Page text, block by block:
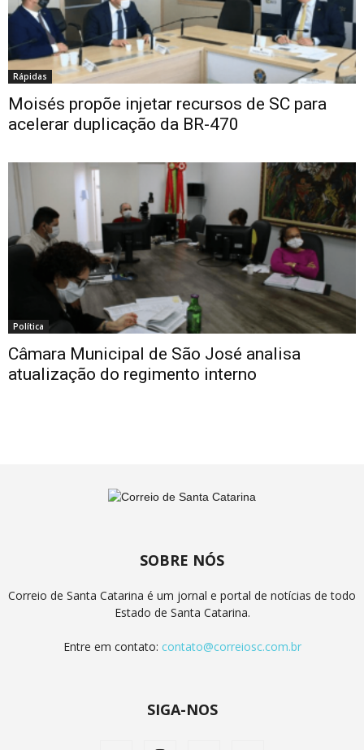
Rápidas
Moisés propõe injetar recursos de SC para
acelerar duplicação da BR-470
Política
Câmara Municipal de São José analisa
atualização do regimento interno
SOBRE NÓS
Correio de Santa Catarina é um jornal e portal de notícias de todo
Estado de Santa Catarina.
Entre em contato: contato@correiosc.com.br
SIGA-NOS